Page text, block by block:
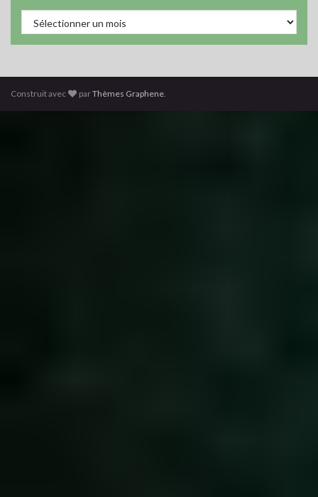
Archives
Construit avec parThèmes Graphene